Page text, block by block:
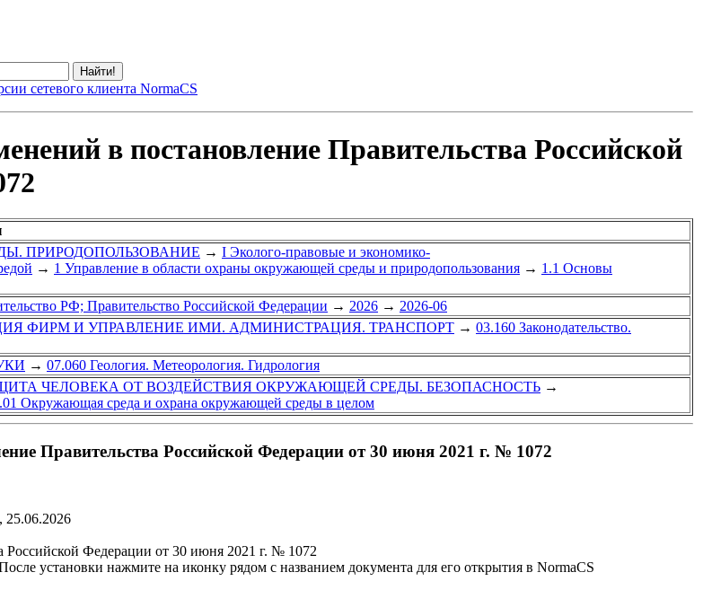
сетевого клиента NormaCS
в постановление Правительства Российской
ПРИРОДОПОЛЬЗОВАНИЕ → I Эколого-правовые и экономико-
→ 1 Управление в области охраны окружающей среды и природопользования → 1.1 Основы
РФ; Правительство Российской Федерации → 2026 → 2026-06
ФИРМ И УПРАВЛЕНИЕ ИМИ. АДМИНИСТРАЦИЯ. ТРАНСПОРТ → 03.160 Законодательство.
→ 07.060 Геология. Метеорология. Гидрология
ЧЕЛОВЕКА ОТ ВОЗДЕЙСТВИЯ ОКРУЖАЮЩЕЙ СРЕДЫ. БЕЗОПАСНОСТЬ →
Окружающая среда и охрана окружающей среды в целом
Правительства Российской Федерации от 30 июня 2021 г. № 1072
25.06.2026
Российской Федерации от 30 июня 2021 г. № 1072
установки нажмите на иконку рядом с названием документа для его открытия в NormaCS